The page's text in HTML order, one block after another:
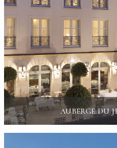
AUBERGE DU